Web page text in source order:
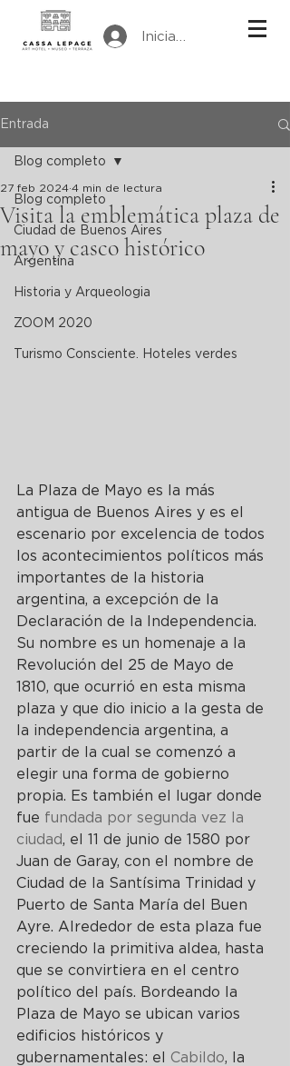
Iniciar sesión
Entrada
Blog completo
Ciudad de Buenos Aires
Argentina
Historia y Arqueologia
ZOOM 2020
Turismo Consciente. Hoteles verdes
Blog completo
Visita la emblemática plaza de
mayo y casco histórico
27 feb 2024 4 min de lectura
La Plaza de Mayo es la más
antigua de Buenos Aires y es el
escenario por excelencia de todos
los acontecimientos políticos más
importantes de la historia
argentina, a excepción de la
Declaración de la Independencia.
Su nombre es un homenaje a la
Revolución del 25 de Mayo de
1810, que ocurrió en esta misma
plaza y que dio inicio a la gesta de
la independencia argentina, a
partir de la cual se comenzó a
elegir una forma de gobierno
propia. Es también el lugar donde
fue fundada por segunda vez la
ciudad, el 11 de junio de 1580 por
Juan de Garay, con el nombre de
Ciudad de la Santísima Trinidad y
Puerto de Santa María del Buen
Ayre. Alrededor de esta plaza fue
creciendo la primitiva aldea, hasta
que se convirtiera en el centro
político del país. Bordeando la
Plaza de Mayo se ubican varios
edificios históricos y
gubernamentales: el Cabildo, la